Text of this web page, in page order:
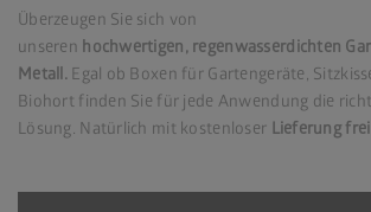
Überzeugen Sie sich von
unseren hochwertigen, regenwasserdichten
Metall. Egal ob Boxen für Gartengeräte,
Biohort finden Sie für jede Anwendung die
Lösung. Natürlich mit kostenloser Lieferung frei